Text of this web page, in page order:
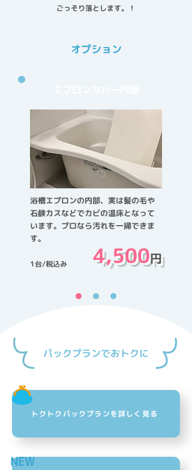
ごっそり落とします。！
オプション
浴槽エプロンの内部、実は髪の毛や
石鹸カスなどでカビの温床となって
います。プロなら汚れを一掃できま
す。
1台/税込み 4,500円
パックプランでおトクに
トクトクパックプランを詳しく見る
NEW